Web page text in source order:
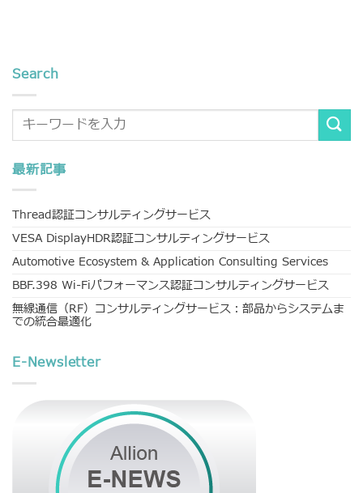
Search
最新記事
Thread認証コンサルティングサービス
VESA DisplayHDR認証コンサルティングサービス
Automotive Ecosystem & Application Consulting Services
BBF.398 Wi-Fiパフォーマンス認証コンサルティングサービス
無線通信（RF）コンサルティングサービス：部品からシステムま
での統合最適化
E-Newsletter